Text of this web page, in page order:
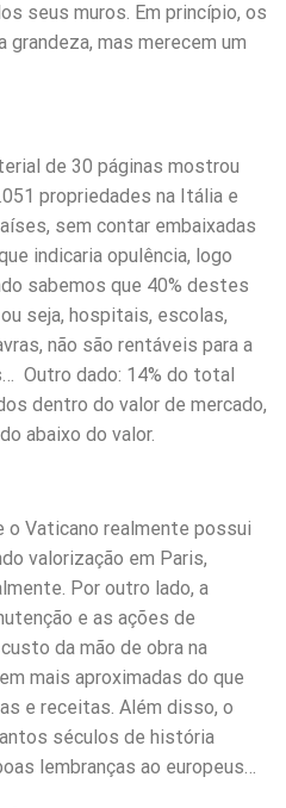
seus muros. Em princípio, os
mas merecem um
de 30 páginas mostrou
propriedades na Itália e
sem contar embaixadas
indicaria opulência, logo
sabemos que 40% destes
seja, hospitais, escolas,
não são rentáveis para a
Outro dado: 14% do total
dentro do valor de mercado,
abaixo do valor.
Vaticano realmente possui
valorização em Paris,
Por outro lado, a
e as ações de
da mão de obra na
mais aproximadas do que
e receitas. Além disso, o
séculos de história
lembranças ao europeus…